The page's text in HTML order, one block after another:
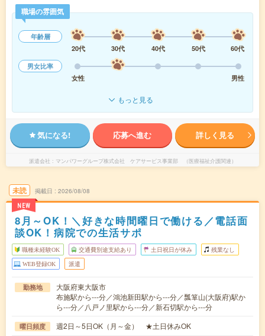
職場の雰囲気
年齢層
20代
30代 40代 50代
60代
男女比率
女性
男性
もっと見る
気になる! 応募へ進む 詳しく見る
派遣会社 マンパワーグループ株式会社 ケアサービス事業部 （医療福祉介護関連）
未読
NEW
掲載日 2026/08/08
8月～OK！＼好きな時間曜日で働ける／電話面
談OK！病院での生活サポ
職種未経験OK 交通費別途支給あり 土日祝日が休み 残業なし
WEB登録OK 派遣
勤務地
大阪府東大阪市
布施駅から---分／鴻池新田駅から---分／瓢箪山(大阪府)駅か
ら---分／八戸ノ里駅から---分／新石切駅から---分
曜日頻度 週2日～5日OK（月～金） ★土日休みOK